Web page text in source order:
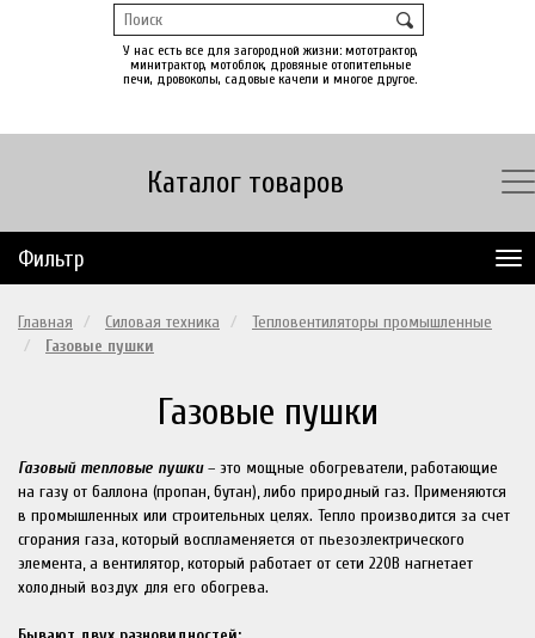
У нас есть все для загородной жизни: мототрактор,
минитрактор, мотоблок, дровяные отопительные
печи, дровоколы, садовые качели и многое другое.
Каталог товаров
Фильтр
Главная Силовая техника
Тепловентиляторы промышленные
Газовые пушки
Газовые пушки
Газовый тепловые пушки– это мощные обогреватели, работающие
на газу от баллона (пропан, бутан), либо природный газ. Применяются
в промышленных или строительных целях. Тепло производится за счет
сгорания газа, который воспламеняется от пьезоэлектрического
элемента, а вентилятор, который работает от сети 220В нагнетает
холодный воздух для его обогрева.